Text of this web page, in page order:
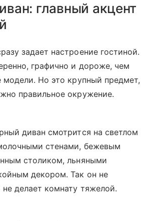
главный акцент
задает настроение гостиной.
графично и дороже, чем
модели. Но это крупный предмет,
правильное окружение.
диван смотрится на светлом
стенами, бежевым
столиком, льняными
декором. Так он не
не делает комнату тяжелой.